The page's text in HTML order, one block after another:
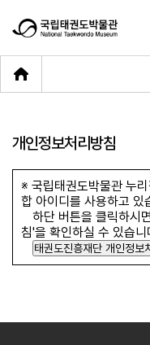
개인정보처리방침
※ 국립태권도박물관 누
합 아이디를 사용하고 있
하단 버튼을 클릭하시
침'을 확인하실 수 있습니
태권도진흥재단 개인정보